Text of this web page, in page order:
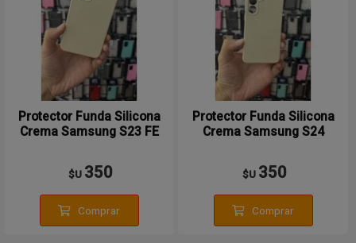
Protector Funda Silicona
Crema Samsung S23 FE
$U 350
Comprar
Protector Funda Silicona
Crema Samsung S24
$U 350
Comprar